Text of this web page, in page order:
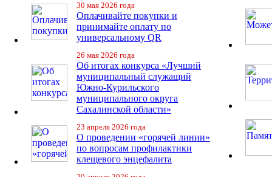
30 мая 2026 года
Оплачивайте покупки и
принимайте оплату по
универсальному QR
26 мая 2026 года
Об итогах конкурса «Лучший
муниципальный служащий
Южно-Курильского
муниципального округа
Сахалинской области»
23 апреля 2026 года
О проведении «горячей линии»
по вопросам профилактики
клещевого энцефалита